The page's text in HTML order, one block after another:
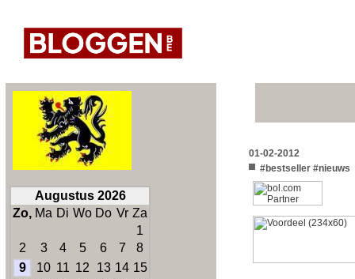
Augustus 2026
Zo, Ma Di Wo Do Vr Za
1
2
3 4 5 6 7
8
9
10 11 12 13 14 15
01-02-2012
#bestseller #nieuws